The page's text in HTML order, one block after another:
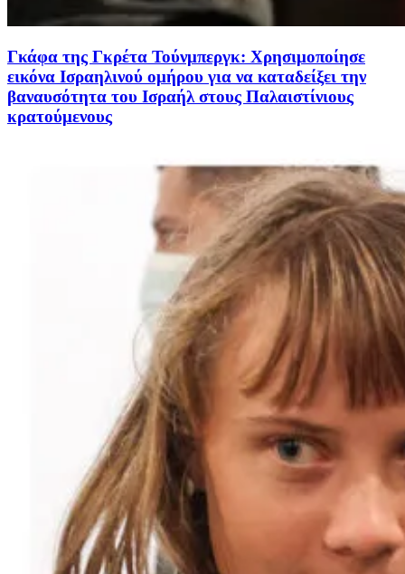
Γκάφα της Γκρέτα Τούνμπεργκ: Χρησιμοποίησε
εικόνα Ισραηλινού ομήρου για να καταδείξει την
βαναυσότητα του Ισραήλ στους Παλαιστίνιους
κρατούμενους